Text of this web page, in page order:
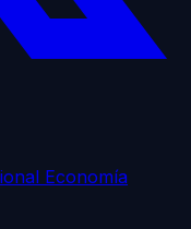
Economía